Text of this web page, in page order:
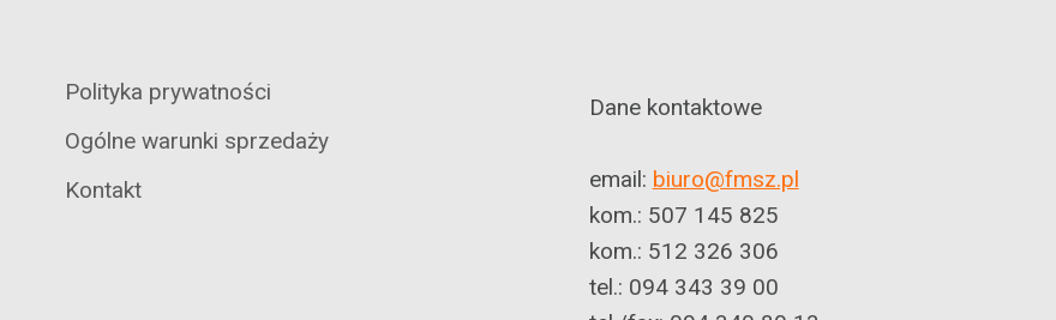
Polityka prywatności
Ogólne warunki sprzedaży
Kontakt
Dane kontaktowe
email: biuro@fmsz.pl
kom.: 507 145 825
kom.: 512 326 306
tel.: 094 343 39 00